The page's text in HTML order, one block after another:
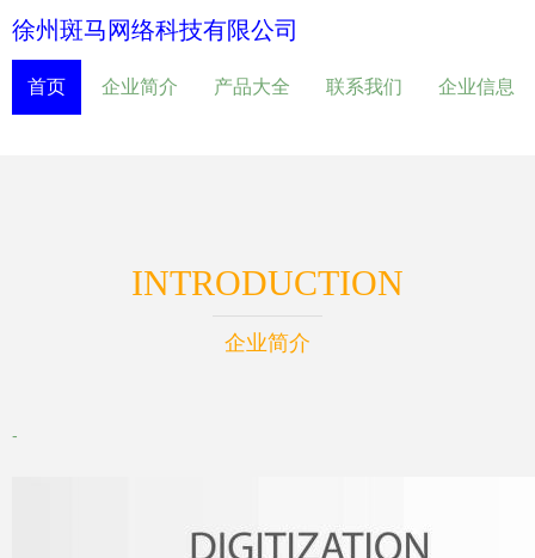
徐州斑马网络科技有限公司
首页 企业简介 产品大全 联系我们 企业信息
INTRODUCTION
企业简介
-